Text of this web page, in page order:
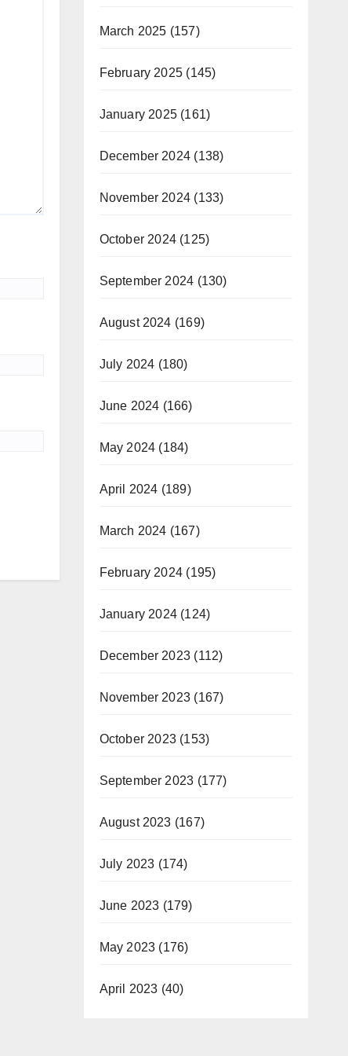
March 2025 (157)
February 2025 (145)
January 2025(161)
December 2024 (138)
November 2024 (133)
October 2024(125)
September 2024 (130)
August 2024 (169)
July 2024 (180)
June 2024 (166)
May 2024 (184)
April 2024 (189)
March 2024 (167)
February 2024 (195)
January 2024(124)
December 2023 (112)
November 2023 (167)
October 2023(153)
September 2023 (177)
August 2023 (167)
July 2023 (174)
June 2023 (179)
May 2023 (176)
April 2023 (40)